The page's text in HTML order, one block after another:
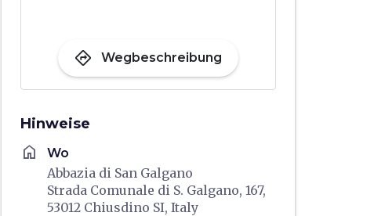
directions Wegbeschreibung
Hinweise
home Wo
Abbazia di San Galgano
Strada Comunale di S. Galgano, 167,
53012 Chiusdino SI, Italy